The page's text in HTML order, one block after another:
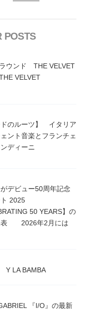
POSTS
ウンド THE VELVET
VELVET
ドのルーツ】 イタリア
ント音楽とフランチェ
ディーニ
デビュー50周年記念
2025
50 YEARS】の
表 2026年2月には
Y LA BAMBA
『I/O』の最新